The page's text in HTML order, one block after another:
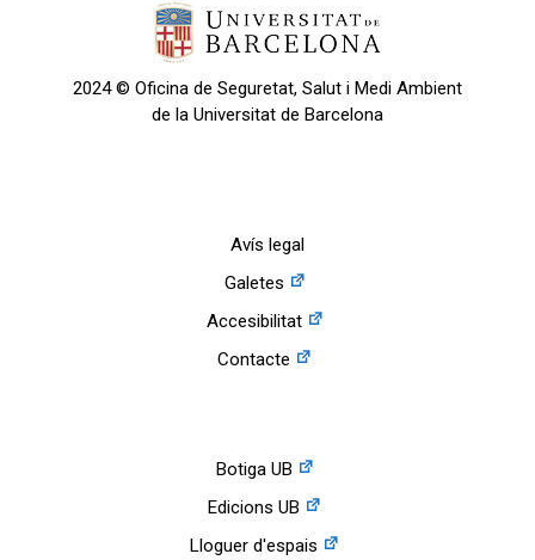
2024 © Oficina de Seguretat, Salut i Medi Ambient
de la Universitat de Barcelona
Avís legal
Galetes
Accesibilitat
Contacte
Botiga UB
Edicions UB
Lloguer d'espais